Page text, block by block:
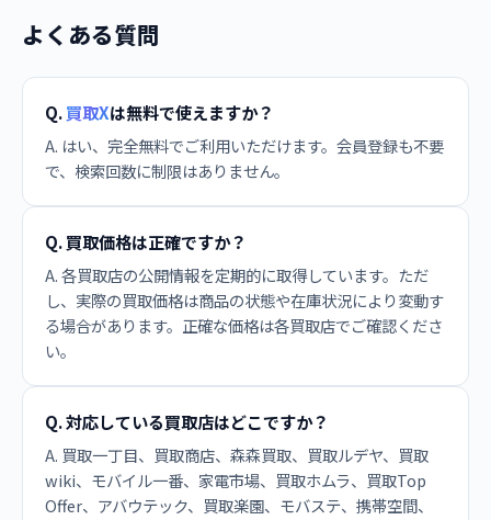
よくある質問
Q.買取Xは無料で使えますか？
A. はい、完全無料でご利用いただけます。会員登録も不要
で、検索回数に制限はありません。
Q. 買取価格は正確ですか？
A. 各買取店の公開情報を定期的に取得しています。ただ
し、実際の買取価格は商品の状態や在庫状況により変動す
る場合があります。正確な価格は各買取店でご確認くださ
い。
Q. 対応している買取店はどこですか？
A. 買取一丁目、買取商店、森森買取、買取ルデヤ、買取
wiki、モバイル一番、家電市場、買取ホムラ、買取Top
Offer、アバウテック、買取楽園、モバステ、携帯空間、